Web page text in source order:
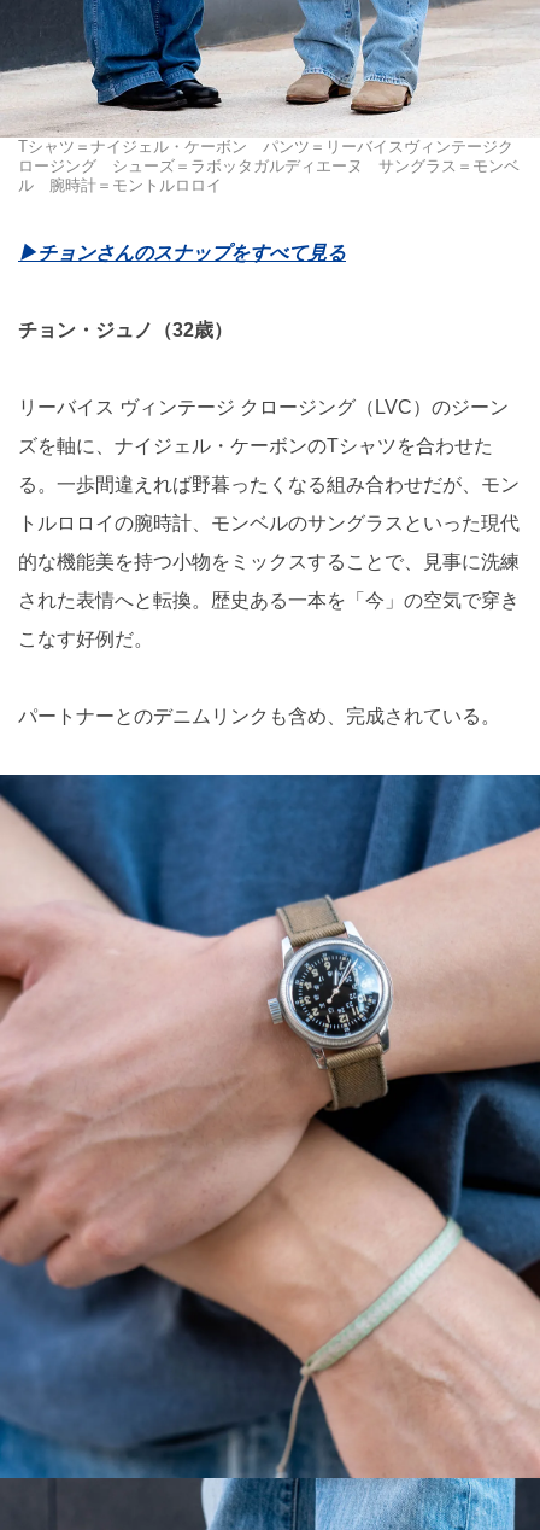
Tシャツ＝ナイジェル・ケーボン パンツ＝リーバイスヴィンテージク
ロージング シューズ＝ラボッタガルディエーヌ サングラス＝モンベ
ル 腕時計＝モントルロロイ
▶︎チョンさんのスナップをすべて見る
チョン・ジュノ（32歳）
リーバイス ヴィンテージ クロージング（LVC）のジーン
ズを軸に、ナイジェル・ケーボンのTシャツを合わせた
る。一歩間違えれば野暮ったくなる組み合わせだが、モン
トルロロイの腕時計、モンベルのサングラスといった現代
的な機能美を持つ小物をミックスすることで、見事に洗練
された表情へと転換。歴史ある一本を「今」の空気で穿き
こなす好例だ。
パートナーとのデニムリンクも含め、完成されている。